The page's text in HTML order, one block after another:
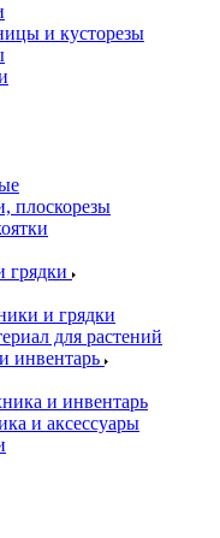
и кусторезы
плоскорезы
грядки
и грядки
для растений
инвентарь
и инвентарь
и аксессуары